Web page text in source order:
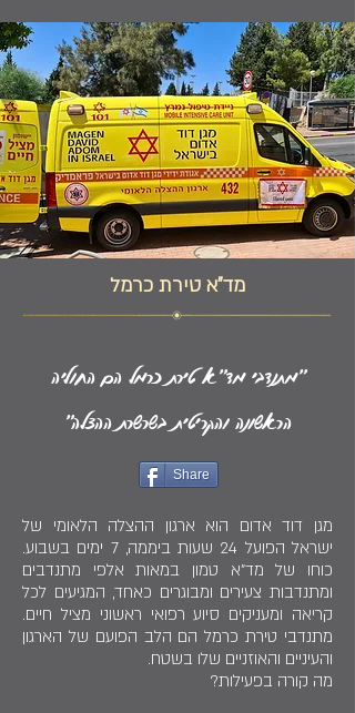
מד"א טירת כרמל
"מתנדבי מד"א טירת כרמל הם החוליה
הראשונה והקריטית בשרשרת ההצלה"
Share
מגן דוד אדום הוא ארגון ההצלה הלאומי של
ישראל הפועל 24 שעות ביממה, 7 ימים בשבוע.
כוחו של מד"א טמון במאות אלפי מתנדבים
ומתנדבות צעירים ומבוגרים כאחד, המגיעים לכל
קריאה ומעניקים סיוע רפואי ראשוני מציל חיים.
מתנדבי טירת כרמל הם הלב הפועם של הארגון
והעיניים והאוזניים שלו בשטח.
מה קורה בפעילות?